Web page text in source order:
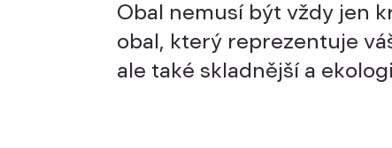
Obal nemusí být vždy jen
obal, který reprezentuje
ale také skladnější a